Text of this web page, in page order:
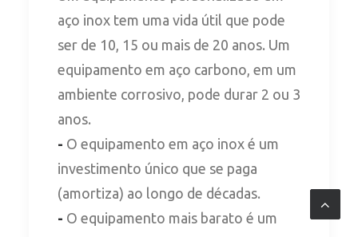
aço inox tem uma vida útil que pode
ser de 10, 15 ou mais de 20 anos. Um
equipamento em aço carbono, em um
ambiente corrosivo, pode durar 2 ou 3
anos.
- O equipamento em aço inox é um
investimento único que se paga
(amortiza) ao longo de décadas.
- O equipamento mais barato é um